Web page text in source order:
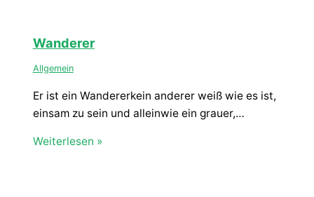
Wanderer
Allgemein
Er ist ein Wandererkein anderer weiß wie es ist,
einsam zu sein und alleinwie ein grauer,…
Weiterlesen »